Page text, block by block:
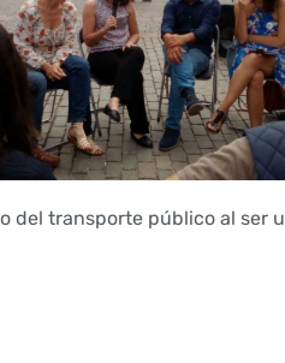
del transporte público al ser